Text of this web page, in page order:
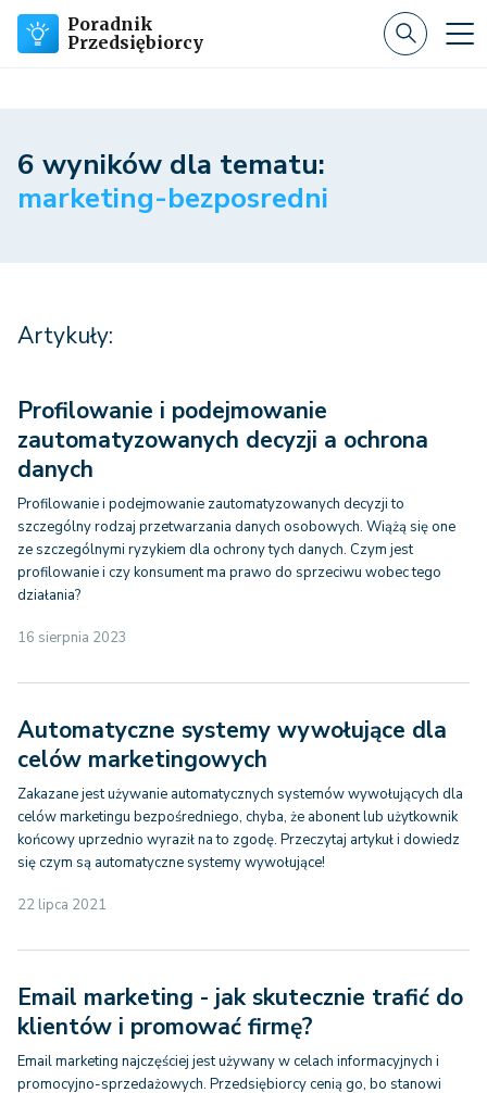
Poradnik
Przedsiębiorcy
6 wyników dla tematu:
marketing-bezposredni
Artykuły:
Profilowanie i podejmowanie
zautomatyzowanych decyzji a ochrona
danych
Profilowanie i podejmowanie zautomatyzowanych decyzji to
szczególny rodzaj przetwarzania danych osobowych. Wiążą się one
ze szczególnymi ryzykiem dla ochrony tych danych. Czym jest
profilowanie i czy konsument ma prawo do sprzeciwu wobec tego
działania?
16 sierpnia 2023
Automatyczne systemy wywołujące dla
celów marketingowych
Zakazane jest używanie automatycznych systemów wywołujących dla
celów marketingu bezpośredniego, chyba, że abonent lub użytkownik
końcowy uprzednio wyraził na to zgodę. Przeczytaj artykuł i dowiedz
się czym są automatyczne systemy wywołujące!
22 lipca 2021
Email marketing - jak skutecznie trafić do
klientów i promować firmę?
Email marketing najczęściej jest używany w celach informacyjnych i
promocyjno-sprzedażowych. Przedsiębiorcy cenią go, bo stanowi